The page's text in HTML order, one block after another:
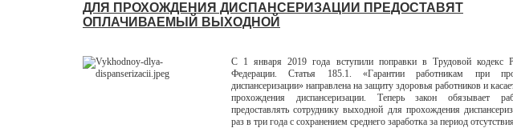
ДЛЯ ПРОХОЖДЕНИЯ ДИСПАНСЕРИЗАЦИИ ПРЕДОСТАВЯТ
ОПЛАЧИВАЕМЫЙ ВЫХОДНОЙ
С 1 января 2019 года вступили поправки в Трудовой кодекс
Федерации. Статья 185.1. «Гарантии работникам при
диспансеризации» направлена на защиту здоровья работников и
прохождения диспансеризации. Теперь закон обязывает
предоставлять сотруднику выходной для прохождения
раз в три года с сохранением среднего заработка за период